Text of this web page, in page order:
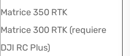
Matrice 350 RTK
Matrice 300 RTK (requiere
DJI RC Plus)